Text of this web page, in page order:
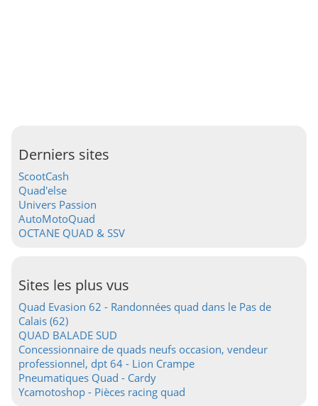
Derniers sites
ScootCash
Quad'else
Univers Passion
AutoMotoQuad
OCTANE QUAD & SSV
Sites les plus vus
Quad Evasion 62 - Randonnées quad dans le Pas de
Calais (62)
QUAD BALADE SUD
Concessionnaire de quads neufs occasion, vendeur
professionnel, dpt 64 - Lion Crampe
Pneumatiques Quad - Cardy
Ycamotoshop - Pièces racing quad